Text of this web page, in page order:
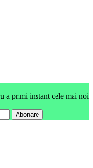
a primi instant cele mai noi